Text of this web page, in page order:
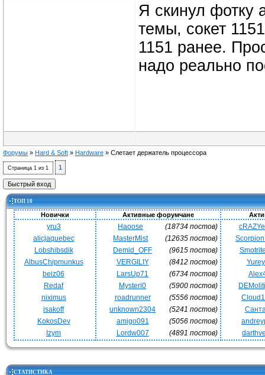
Я скинул фотку
темы, сокет
1151 ранее.
надо реально
Форумы » Hard & Soft » Hardware » Слетает держатель процессора
Страница 1 из 1 1
ТОП 10
Новички Активные форумчане
yru3
alicjaquebec
Lobshibsdik
AlbusChipmunkus
beiz06
Redaf
niximus
isakoff
KokosDev
Izym
Haoose
(18734 постов)
MasterMist
(12635 постов)
Demid_OFF
(9615 постов)
VERGILIY
(8412 постов)
LarsUp71
(6734 постов)
Mysteri0
(5900 постов)
roadrunner
(5556 постов)
unknown2304
(5241 постов)
amigo091
(5056 постов)
Lordw007
(4891 постов)
СТАТИСТИКА